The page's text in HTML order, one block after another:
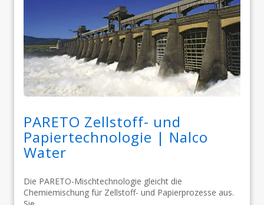
PARETO Zellstoff- und
Papiertechnologie | Nalco
Water
Die PARETO-Mischtechnologie gleicht die
Chemiemischung für Zellstoff- und Papierprozesse aus.